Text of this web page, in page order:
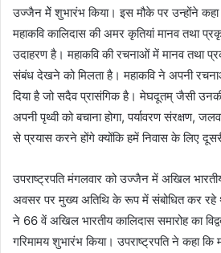
उज्जैन मेें शुभारंभ किया। इस मौके पर उन्होंने कहा
महाकवि कालिदास की अमर कृतियां मानव तथा
उदाहरण है। महाकवि की रचनाओं में मानव तथा
संबंध देखने को मिलता है। महाकवि ने अपनी
दिया है जो सदैव प्रासंगिक है। मेघदूतम् जैसी
अपनी पृथ्वी को बचाना होगा, पर्यावरण संरक्षण,
से प्रयास करने होंगे क्योंकि हमें निवास के लिए
उपराष्ट्रपति मंगलवार को उज्जैन में अखिल
अवसर पर मुख्य अतिथि के रूप में संबोधित कर रहे
ने 66 वें अखिल भारतीय कालिदास समारोह का
गरिमामय शुभारंभ किया। उपराष्ट्रपति ने कहा कि